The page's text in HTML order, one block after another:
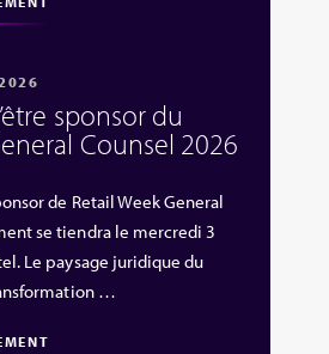
sponsor du
Counsel 2026
de Retail Week General
se tiendra le mercredi 3
Le paysage juridique du
…